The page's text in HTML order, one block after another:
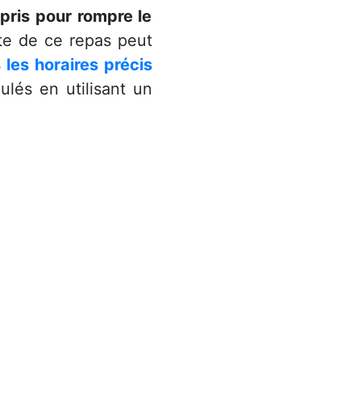
pour rompre le
de ce repas peut
horaires précis
en utilisant un